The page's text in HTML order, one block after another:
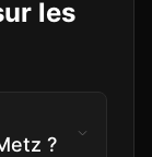
les
?